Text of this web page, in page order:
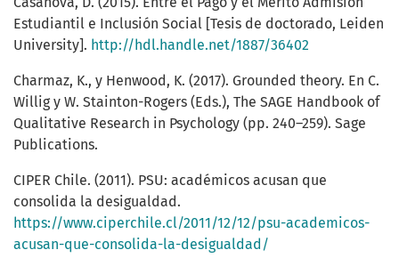
Estudiantil e Inclusión Social [Tesis de doctorado, Leiden
University]. http://hdl.handle.net/1887/36402
Charmaz, K., y Henwood, K. (2017). Grounded theory. En C.
Willig y W. Stainton-Rogers (Eds.), The SAGE Handbook of
Qualitative Research in Psychology (pp. 240–259). Sage
Publications.
CIPER Chile. (2011). PSU: académicos acusan que
consolida la desigualdad.
https://www.ciperchile.cl/2011/12/12/psu-academicos-
acusan-que-consolida-la-desigualdad/